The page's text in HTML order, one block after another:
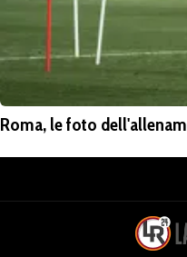
Roma, le foto